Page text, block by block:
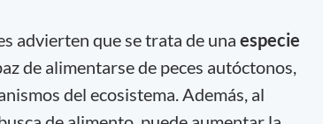
advierten que se trata de una especie
de alimentarse de peces autóctonos,
del ecosistema. Además, al